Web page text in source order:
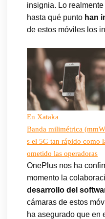
insignia. Lo
hasta qué punto han
de estos móviles los
En Xataka
Banda milimétrica
s el 5G tan rápido como
ometido las operadoras
OnePlus nos ha
momento la
desarrollo del
cámaras de estos
ha asegurado que en